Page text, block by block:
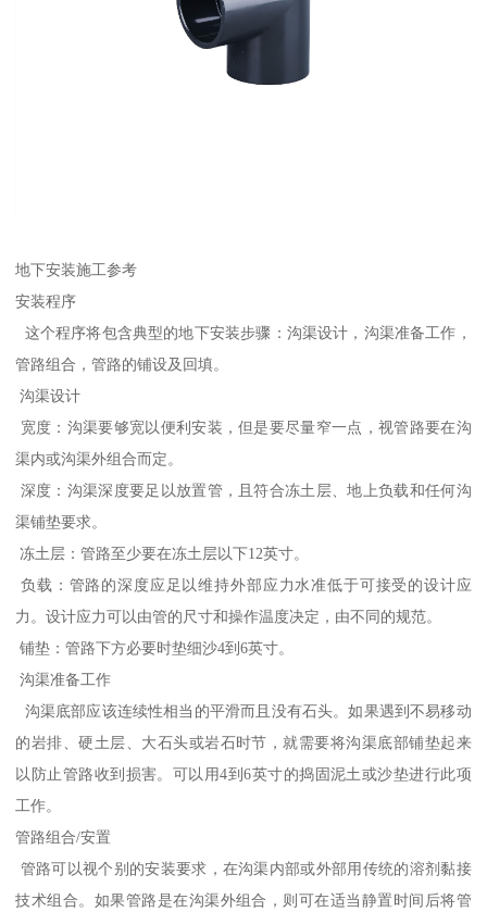
地下安装施工参考
安装程序
这个程序将包含典型的地下安装步骤：沟渠设计，沟渠准备工作，
管路组合，管路的铺设及回填。
沟渠设计
宽度：沟渠要够宽以便利安装，但是要尽量窄一点，视管路要在沟
渠内或沟渠外组合而定。
深度：沟渠深度要足以放置管，且符合冻土层、地上负载和任何沟
渠铺垫要求。
冻土层：管路至少要在冻土层以下12英寸。
负载：管路的深度应足以维持外部应力水准低于可接受的设计应
力。设计应力可以由管的尺寸和操作温度决定，由不同的规范。
铺垫：管路下方必要时垫细沙4到6英寸。
沟渠准备工作
沟渠底部应该连续性相当的平滑而且没有石头。如果遇到不易移动
的岩排、硬土层、大石头或岩石时节，就需要将沟渠底部铺垫起来
以防止管路收到损害。可以用4到6英寸的捣固泥土或沙垫进行此项
工作。
管路组合/安置
管路可以视个别的安装要求，在沟渠内部或外部用传统的溶剂黏接
技术组合。如果管路是在沟渠外组合，则可在适当静置时间后将管